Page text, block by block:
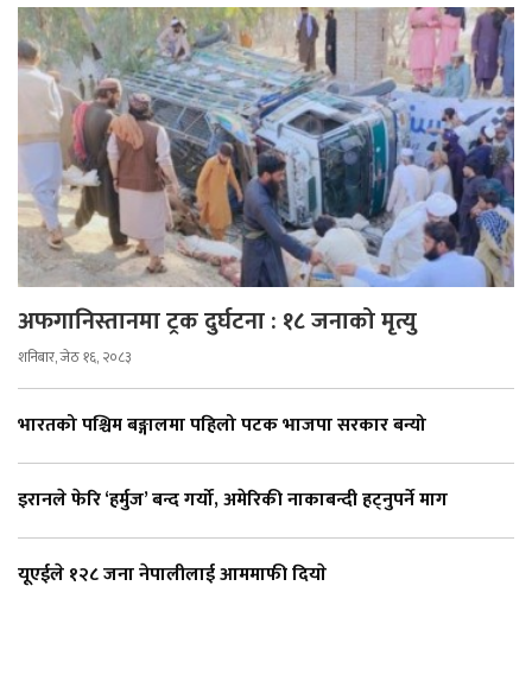
अफगानिस्तानमा ट्रक दुर्घटना : १८ जनाको मृत्यु
शनिबार, जेठ १६, २०८३
भारतको पश्चिम बङ्गालमा पहिलो पटक भाजपा सरकार बन्यो
इरानले फेरि ‘हर्मुज’ बन्द गर्यो, अमेरिकी नाकाबन्दी हट्नुपर्ने माग
यूएईले १२८ जना नेपालीलाई आममाफी दियाे